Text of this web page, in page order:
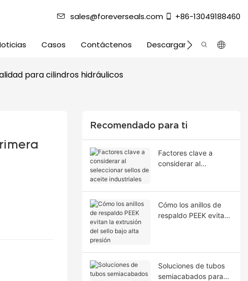
sales@foreverseals.com +86-13049188460
Casos Contáctenos Descargar
para cilindros hidráulicos
Recomendado para ti
Factores clave a
considerar al
Cómo los anillos de
respaldo PEEK evitan
Soluciones de tubos
semiacabados para